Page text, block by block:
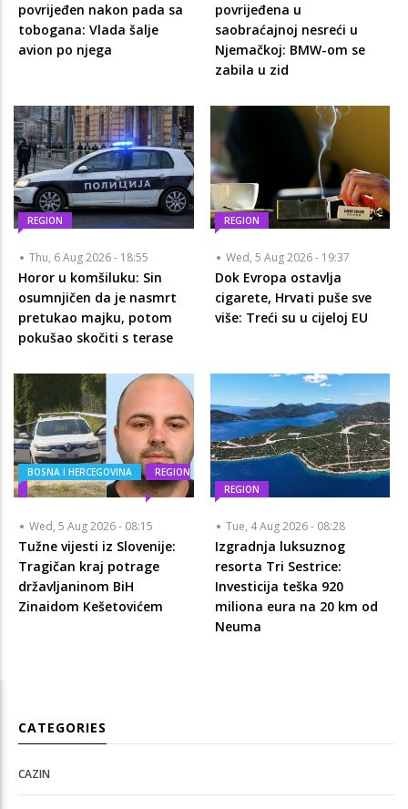
povrijeđen nakon pada sa
tobogana: Vlada šalje
avion po njega
povrijeđena u
saobraćajnoj nesreći u
Njemačkoj: BMW-om se
zabila u zid
REGION
Thu, 6 Aug 2026 - 18:55
Horor u komšiluku: Sin
osumnjičen da je nasmrt
pretukao majku, potom
pokušao skočiti s terase
REGION
Wed, 5 Aug 2026 - 19:37
Dok Evropa ostavlja
cigarete, Hrvati puše sve
više: Treći su u cijeloj EU
BOSNA I HERCEGOVINA REGION
Wed, 5 Aug 2026 - 08:15
Tužne vijesti iz Slovenije:
Tragičan kraj potrage
državljaninom BiH
Zinaidom Kešetovićem
REGION
Tue, 4 Aug 2026 - 08:28
Izgradnja luksuznog
resorta Tri Sestrice:
Investicija teška 920
miliona eura na 20 km od
Neuma
CATEGORIES
CAZIN